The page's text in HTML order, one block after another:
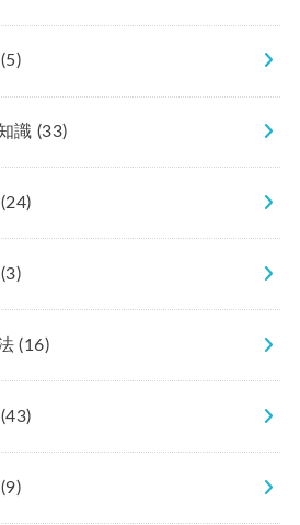
(5)
識 (33)
(24)
(3)
(16)
(43)
(9)